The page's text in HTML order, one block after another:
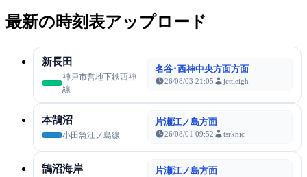
最新の時刻表アップロード
新長田
神戸市営地下鉄西神
線
名谷･西神中央方面方面
26/08/03 21:05 jettleigh
本鵠沼
小田急江ノ島線
片瀬江ノ島方面
26/08/01 09:52 tsrknic
鵠沼海岸 片瀬江ノ島方面